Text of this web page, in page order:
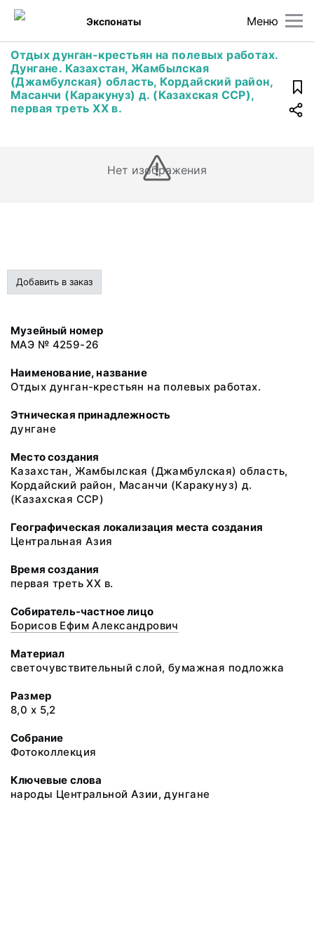
Меню
Экспонаты
Отдых дунган-крестьян на полевых работах.
Дунгане. Казахстан, Жамбылская
(Джамбулская) область, Кордайский район,
Масанчи (Каракунуз) д. (Казахская ССР),
первая треть ХХ в.
Нет изображения
Добавить в заказ
Музейный номер
МАЭ № 4259-26
Наименование, название
Отдых дунган-крестьян на полевых работах.
Этническая принадлежность
дунгане
Место создания
Казахстан, Жамбылская (Джамбулская) область,
Кордайский район, Масанчи (Каракунуз) д.
(Казахская ССР)
Географическая локализация места создания
Центральная Азия
Время создания
первая треть ХХ в.
Собиратель-частное лицо
Борисов Ефим Александрович
Материал
светочувствительный слой, бумажная подложка
Размер
8,0 х 5,2
Собрание
Фотоколлекция
Ключевые слова
народы Центральной Азии, дунгане